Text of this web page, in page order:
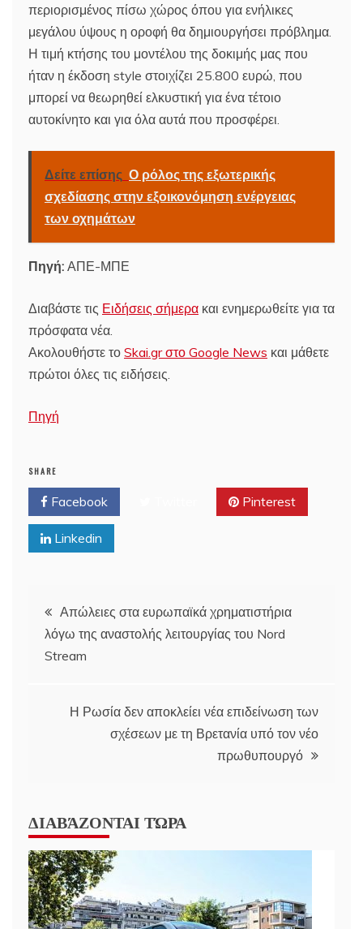
περιορισμένος πίσω χώρος όπου για ενήλικες
μεγάλου ύψους η οροφή θα δημιουργήσει πρόβλημα.
Η τιμή κτήσης του μοντέλου της δοκιμής μας που
ήταν η έκδοση style στοιχίζει 25.800 ευρώ, που
μπορεί να θεωρηθεί ελκυστική για ένα τέτοιο
αυτοκίνητο και για όλα αυτά που προσφέρει.
Δείτε επίσης Ο ρόλος της εξωτερικής
σχεδίασης στην εξοικονόμηση ενέργειας
των οχημάτων
Πηγή: ΑΠΕ-ΜΠΕ
Διαβάστε τις Ειδήσεις σήμερα και ενημερωθείτε για τα
πρόσφατα νέα.
Ακολουθήστε το Skai.gr στο Google News και μάθετε
πρώτοι όλες τις ειδήσεις.
Πηγή
SHARE
Facebook Pinterest
Linkedin
Post
navigation
Απώλειες στα ευρωπαϊκά χρηματιστήρια
λόγω της αναστολής λειτουργίας του Nord
Stream
Η Ρωσία δεν αποκλείει νέα επιδείνωση των
σχέσεων με τη Βρετανία υπό τον νέο
πρωθυπουργό
ΔΙΑΒΆΖΟΝΤΑΙ ΤΏΡΑ